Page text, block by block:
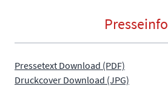
Presseinfo
Pressetext Download (PDF)
Druckcover Download (JPG)